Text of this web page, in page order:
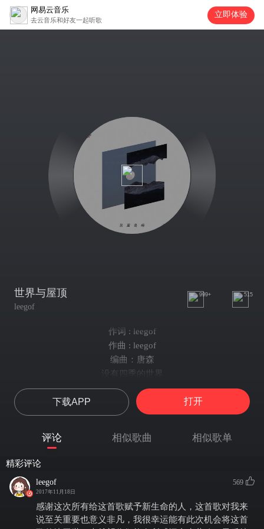
网易云音乐
去云音乐和好友一起听歌
立即体验
世界与屋顶
leegof
999+ 515
作词 : leegof
作曲 : leegof
编曲：唐森
没有四季的世界
只是一块没有生机的平地
你在黑夜里悄悄地叹息
因为你再也没有了四季
只剩四面没有温度的墙壁
我重重跌倒慢慢爬起
你终有一天离我而去
下载APP 打开
评论 相似歌曲 相似歌单
精彩评论
leegof
2017年11月18日
569
感谢这次所有给这首歌赋予新生命的人，这首歌对我来
说至关重要也意义非凡，我很幸运能有此次机会将这首